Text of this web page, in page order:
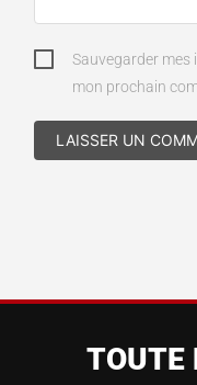
Sauvegarder
mon prochain
TOUTE